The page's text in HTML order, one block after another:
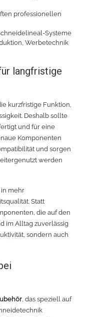
professionellen
Systeme
Werbetechnik
langfristige
kurzfristige Funktion,
Deshalb sollte
und für eine
Komponenten
und sorgen
werden
mehr
Statt
die auf den
im Alltag zuverlässig
sondern auch
, das speziell auf